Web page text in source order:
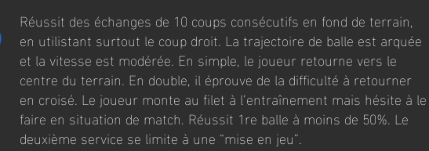
Réussit des échanges de 10 coups consécutifs en fond de terrain,
en utilistant surtout le coup droit. La trajectoire de balle est arquée
et la vitesse est modérée. En simple, le joueur retourne vers le
centre du terrain. En double, il éprouve de la difficulté à retourner
en croisé. Le joueur monte au filet à l’entraînement mais hésite à le
faire en situation de match. Réussit 1re balle à moins de 50%. Le
deuxième service se limite à une “mise en jeu”.